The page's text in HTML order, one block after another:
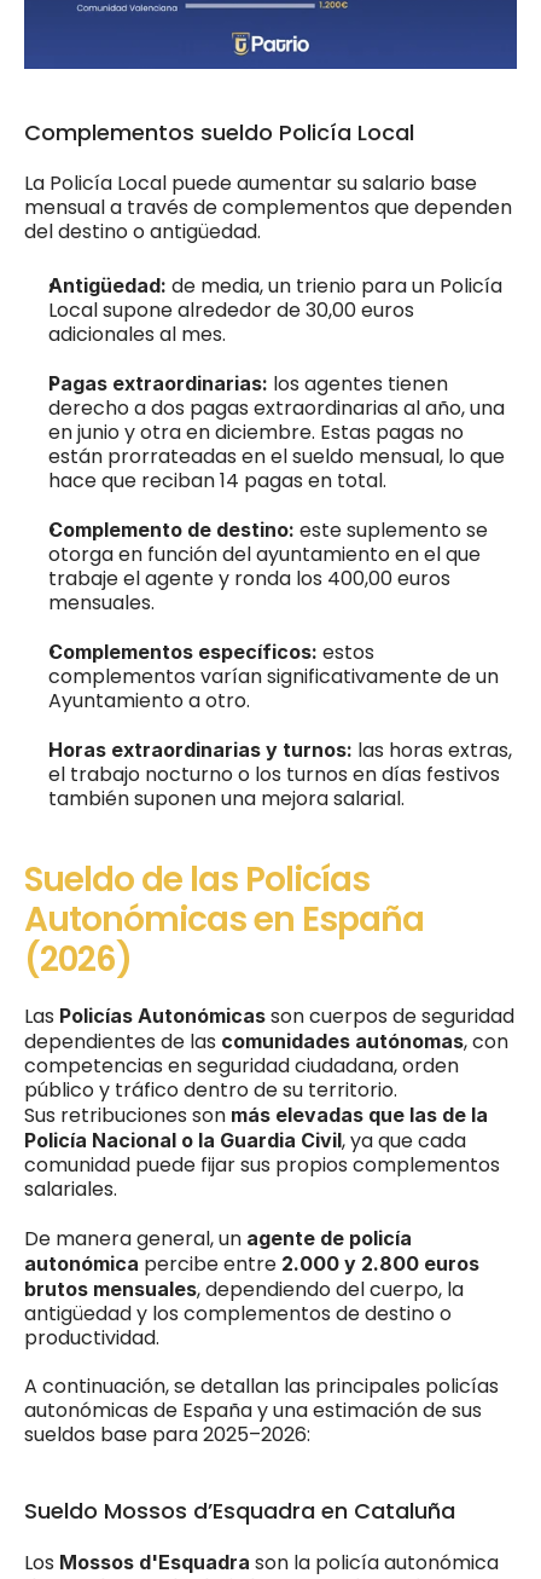
Complementos sueldo Policía Local
La Policía Local puede aumentar su salario base
mensual a través de complementos que dependen
del destino o antigüedad.
Antigüedad: de media, un trienio para un Policía
Local supone alrededor de 30,00 euros
adicionales al mes.
Pagas extraordinarias: los agentes tienen
derecho a dos pagas extraordinarias al año, una
en junio y otra en diciembre. Estas pagas no
están prorrateadas en el sueldo mensual, lo que
hace que reciban 14 pagas en total.
Complemento de destino: este suplemento se
otorga en función del ayuntamiento en el que
trabaje el agente y ronda los 400,00 euros
mensuales.
Complementos específicos: estos
complementos varían significativamente de un
Ayuntamiento a otro.
Horas extraordinarias y turnos: las horas extras,
el trabajo nocturno o los turnos en días festivos
también suponen una mejora salarial.
Sueldo de las Policías
Autonómicas en España
(2026)
Las Policías Autonómicas son cuerpos de seguridad
dependientes de las comunidades autónomas, con
competencias en seguridad ciudadana, orden
público y tráfico dentro de su territorio.
Sus retribuciones son más elevadas que las de la
Policía Nacional o la Guardia Civil, ya que cada
comunidad puede fijar sus propios complementos
salariales.
De manera general, un agente de policía
autonómica percibe entre 2.000 y 2.800 euros
brutos mensuales, dependiendo del cuerpo, la
antigüedad y los complementos de destino o
productividad.
A continuación, se detallan las principales policías
autonómicas de España y una estimación de sus
sueldos base para 2025–2026:
Sueldo Mossos d’Esquadra en Cataluña
Los Mossos d'Esquadra son la policía autonómica